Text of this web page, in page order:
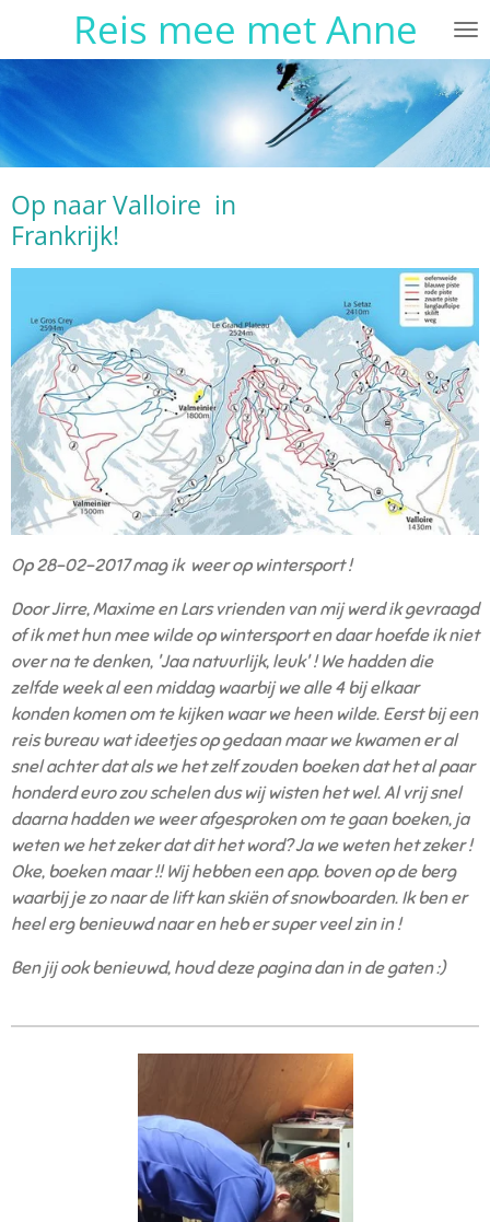
hoofdinhoud
Reis mee met Anne
Op naar Valloire in
Frankrijk!
Op 28-02-2017 mag ik weer op wintersport !
Door Jirre, Maxime en Lars vrienden van mij werd ik gevraagd
of ik met hun mee wilde op wintersport en daar hoefde ik niet
over na te denken, 'Jaa natuurlijk, leuk' ! We hadden die
zelfde week al een middag waarbij we alle 4 bij elkaar
konden komen om te kijken waar we heen wilde. Eerst bij een
reis bureau wat ideetjes op gedaan maar we kwamen er al
snel achter dat als we het zelf zouden boeken dat het al paar
honderd euro zou schelen dus wij wisten het wel. Al vrij snel
daarna hadden we weer afgesproken om te gaan boeken, ja
weten we het zeker dat dit het word? Ja we weten het zeker !
Oke, boeken maar !! Wij hebben een app. boven op de berg
waarbij je zo naar de lift kan skiën of snowboarden. Ik ben er
heel erg benieuwd naar en heb er super veel zin in !
Ben jij ook benieuwd, houd deze pagina dan in de gaten :)